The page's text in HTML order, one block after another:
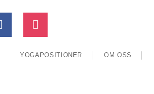
YOGAPOSITIONER OM OSS